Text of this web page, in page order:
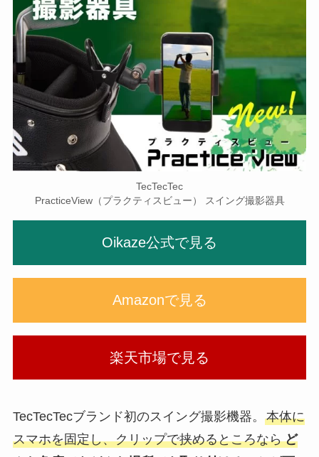
TecTecTec
PracticeView（プラクティスビュー） スイング撮影器具
Oikaze公式で見る
Amazonで見る
楽天市場で見る
TecTecTecブランド初のスイング撮影機器。 本体に
スマホを固定し、クリップで挟めるところなら ど